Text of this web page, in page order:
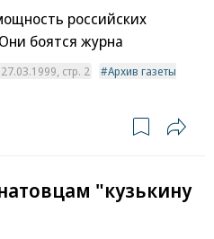
российских
боятся журна
стр. 2
Архив газеты
"кузькину